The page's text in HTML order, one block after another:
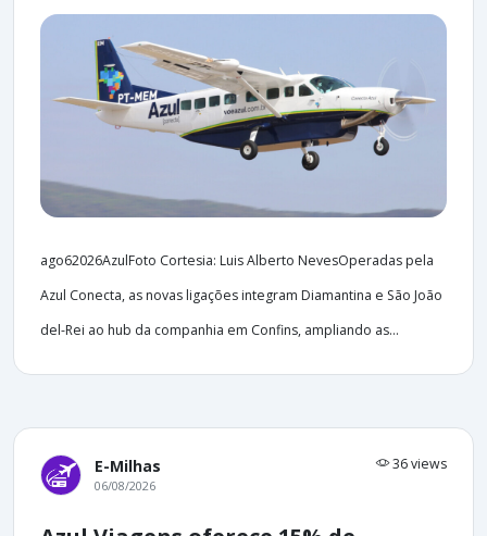
ago62026AzulFoto Cortesia: Luis Alberto NevesOperadas pela
Azul Conecta, as novas ligações integram Diamantina e São João
del-Rei ao hub da companhia em Confins, ampliando as...
E-Milhas 36 views
06/08/2026